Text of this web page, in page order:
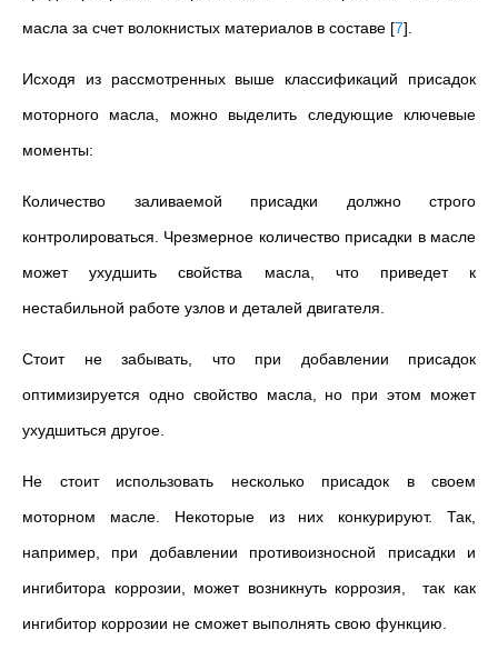
масла за счет волокнистых материалов в составе [7]
Исходя из рассмотренных выше классификаций присадок
моторного масла, можно выделить следующие ключевые
моменты:
Количество заливаемой присадки должно строго
контролироваться. Чрезмерное количество присадки в масле
может ухудшить свойства масла, что приведет к
нестабильной работе узлов и деталей двигателя.
Стоит не забывать, что при добавлении присадок
оптимизируется одно свойство масла, но при этом может
ухудшиться другое.
Не стоит использовать несколько присадок в своем
моторном масле. Некоторые из них конкурируют. Так,
например, при добавлении противоизносной присадки и
ингибитора коррозии, может возникнуть коррозия, так как
ингибитор коррозии не сможет выполнять свою функцию.